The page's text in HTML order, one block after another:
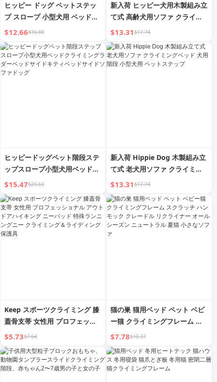
ヒッピー ドッグ ペットステッ
プ スロープ 小型犬用 ベッドク
ライミングラダー ベッドサイド
子猫用 ベッドサイド ソファ ド
ッグ
$12.66$16.88
新入荷 ヒッピー犬用木製組み立
て式 高齢犬用ソファ クライミ
ングベッド 犬用階段 小型犬用
ペットステップ
$13.31$17.74
ヒッピードッグペット階段ステ
ップスロープ小型犬用ベッドク
ライミングラダーベッドサイド
キティベッドサイドソファドッ
グ
$15.47$20.63
新入荷 Hippie Dog 木製組み立
て式 老犬用ソファ クライミン
グベッド 犬用階段 小型犬用 ペ
ットステップ
$13.31$17.74
Keep スポーツクライミング 膝
蓋骨支帯 女性用 プロフェッシ
ョナル アウトドアハイキング
ニーパッド 特殊ランニングニー
クライミング＆ライディング保
護具
$5.73$7.64
猫の巣 猫用ベッド ペット ベビ
ー猫 クライミングフレーム ス
クラッチ ハンモック クレード
ル リクライナー オールシーズ
ン ニュートラル 夏猫 小さなソ
ファ
$7.78$10.37